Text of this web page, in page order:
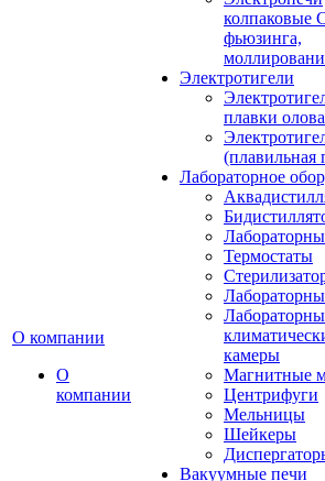
О компании
О
компании
колпаковые
фьюзинга,
Электротигели
плавки
(плавильная
Лабораторное
Термостаты
камеры
Магнитные
Центрифуги
Мельницы
Шейкеры
Вакуумные печи